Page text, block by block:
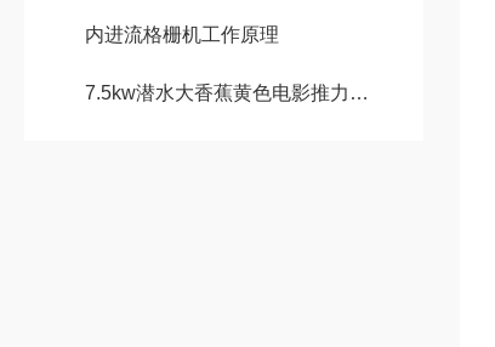
内进流格栅机工作原理
7.5kw潜水大香蕉黄色电影推力有多大